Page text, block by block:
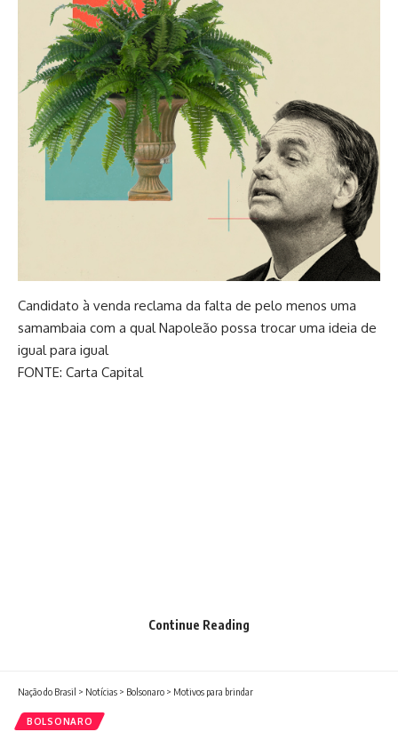
Candidato à venda reclama da falta de pelo menos uma
samambaia com a qual Napoleão possa trocar uma ideia de
igual para igual
FONTE: Carta Capital
Continue Reading
Nação do Brasil > Notícias > Bolsonaro > Motivos para brindar
BOLSONARO